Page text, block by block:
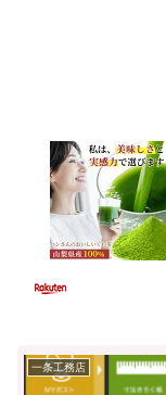
一条工務店